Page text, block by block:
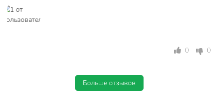
0 0
Больше отзывов